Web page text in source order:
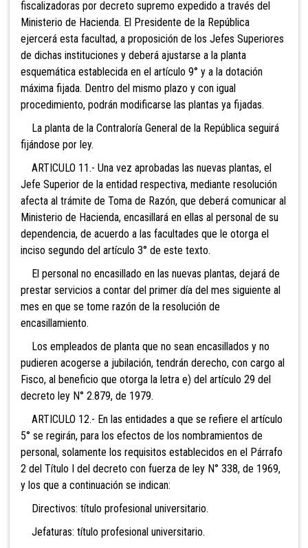
fiscalizadoras por decreto supremo expedido a través del
Ministerio de Hacienda. El Presidente de la República
ejercerá esta facultad, a proposición de los Jefes Superiores
de dichas instituciones y deberá ajustarse a la planta
esquemática establecida en el artículo 9° y a la dotación
máxima fijada. Dentro del mismo plazo y con igual
procedimiento, podrán modificarse las plantas ya fijadas.
La planta de la Contraloría General de la República seguirá
fijándose por ley.
ARTICULO 11.- Una vez aprobadas las nuevas plantas, el
Jefe Superior de la entidad respectiva, mediante resolución
afecta al trámite de Toma de Razón, que deberá comunicar al
Ministerio de Hacienda, encasillará en ellas al personal de su
dependencia, de acuerdo a las facultades que le otorga el
inciso segundo del artículo 3° de este texto.
El personal no encasillado en las nuevas plantas, dejará de
prestar servicios a contar del primer día del mes siguiente al
mes en que se tome razón de la resolución de
encasillamiento.
Los empleados de planta que no sean encasillados y no
pudieren acogerse a jubilación, tendrán derecho, con cargo al
Fisco, al beneficio que otorga la letra e) del artículo 29 del
decreto ley N° 2.879, de 1979.
ARTICULO 12.- En las entidades a que se refiere el artículo
5° se regirán, para los efectos de los nombramientos de
personal, solamente los requisitos establecidos en el Párrafo
2 del Título I del decreto con fuerza de ley N° 338, de 1969,
y los que a continuación se indican:
Directivos: título profesional universitario.
Jefaturas: título profesional universitario.